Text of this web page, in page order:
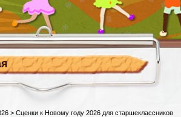
> Сценки к Новому году 2026 для старшеклассников